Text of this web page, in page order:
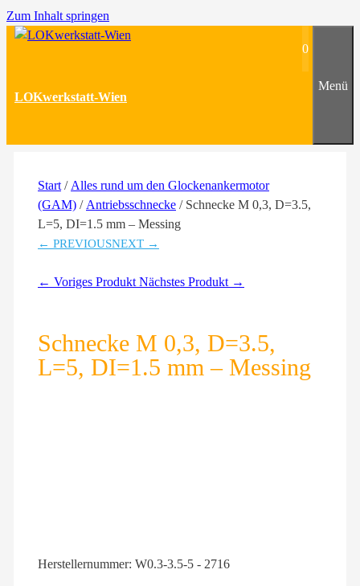
Zum Inhalt springen
LOKwerkstatt-Wien
0
Menü
Start / Alles rund um den Glockenankermotor
(GAM) / Antriebsschnecke / Schnecke M 0,3, D=3.5,
L=5, DI=1.5 mm – Messing
← PREVIOUSNEXT →
← Voriges Produkt Nächstes Produkt →
Schnecke M 0,3, D=3.5,
L=5, DI=1.5 mm – Messing
Herstellernummer: W0.3-3.5-5 - 2716